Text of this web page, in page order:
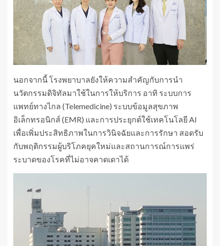
นอกจากนี้ โรงพยาบาลยังให้ความสำคัญกับการนำ
นวัตกรรมดิจิทัลมาใช้ในการให้บริการ อาทิ ระบบการ
แพทย์ทางไกล (Telemedicine) ระบบข้อมูลสุขภาพ
อิเล็กทรอนิกส์ (EMR) และการประยุกต์ใช้เทคโนโลยี AI
เพื่อเพิ่มประสิทธิภาพในการวินิจฉัยและการรักษา สอดรับ
กับพฤติกรรมผู้บริโภคยุคใหม่และสถานการณ์การแพร่
ระบาดของโรคที่ไม่อาจคาดเดาได้